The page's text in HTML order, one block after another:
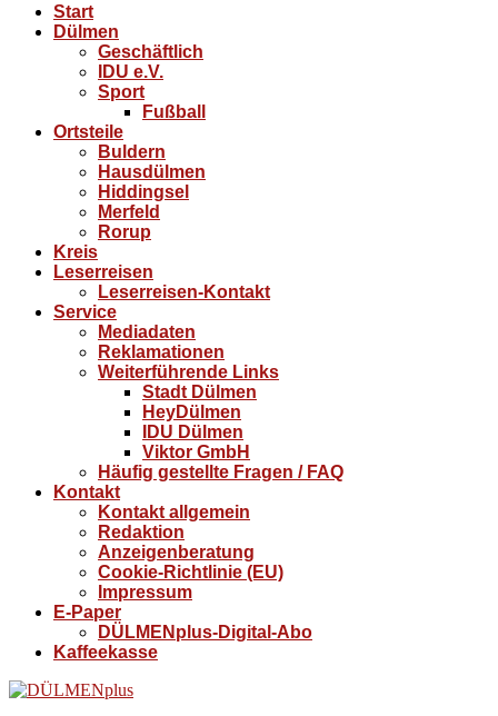
Start
Dülmen
Geschäftlich
IDU e.V.
Sport
Fußball
Ortsteile
Buldern
Hausdülmen
Hiddingsel
Merfeld
Rorup
Kreis
Leserreisen
Leserreisen-Kontakt
Service
Mediadaten
Reklamationen
Weiterführende Links
Stadt Dülmen
HeyDülmen
IDU Dülmen
Viktor GmbH
Häufig gestellte Fragen / FAQ
Kontakt
Kontakt allgemein
Redaktion
Anzeigenberatung
Cookie-Richtlinie (EU)
Impressum
E-Paper
DÜLMENplus-Digital-Abo
Kaffeekasse